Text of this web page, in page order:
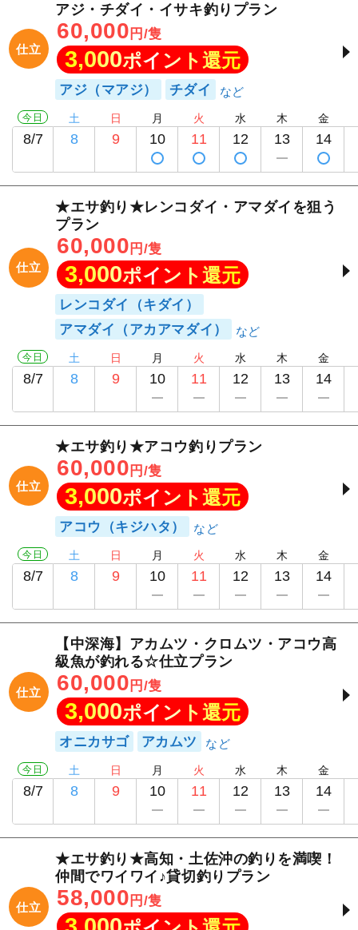
仕立
アジ・チダイ・イサキ釣りプラン
60,000 円/隻
3,000ポイント還元
アジ（マアジ） チダイ
今日
8/7
土
8
日
9
月
10
火
11
水
12
木
13
金
14
仕立
★エサ釣り★レンコダイ・アマダイを狙う
プラン
60,000 円/隻
3,000ポイント還元
レンコダイ（キダイ）
アマダイ（アカアマダイ）
今日
8/7
土
8
日
9
月
10
火
11
水
12
木
13
金
14
仕立
★エサ釣り★アコウ釣りプラン
60,000 円/隻
3,000ポイント還元
アコウ（キジハタ）
今日
8/7
土
8
日
9
月
10
火
11
水
12
木
13
金
14
仕立
【中深海】アカムツ・クロムツ・アコウ高
級魚が釣れる☆仕立プラン
60,000 円/隻
3,000ポイント還元
オニカサゴ アカムツ
今日
8/7
土
8
日
9
月
10
火
11
水
12
木
13
金
14
仕立
★エサ釣り★高知・土佐沖の釣りを満喫！
仲間でワイワイ♪貸切釣りプラン
58,000 円/隻